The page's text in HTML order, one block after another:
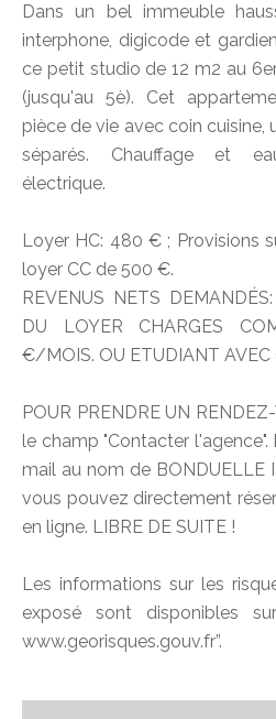
Dans un bel immeuble
interphone, digicode et
ce petit studio de 12 m2 au
(jusqu'au 5è). Cet
pièce de vie avec coin cuisine,
séparés. Chauffage et
électrique.
Loyer HC: 480 € ; Provisions
loyer CC de 500 €.
REVENUS NETS
DU LOYER CHARGES
€/MOIS. OU ETUDIANT AVEC
POUR PRENDRE UN
le champ "Contacter
mail au nom de BONDUELLE
vous pouvez directement
en ligne. LIBRE DE SUITE !
Les informations sur les
exposé sont disponibles
www.georisques.gouv.fr”.